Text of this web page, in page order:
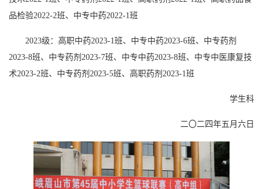
品检验2022-2班、中专中药2022-1班
2023级：高职中药2023-1班、中专中药2023-6班、中专药剂
2023-8班、中专药剂2023-7班、中专中药2023-8班、中专中医康复技
术2023-2班、中专药剂2023-5班、高职药剂2023-1班
学生科
二〇二四年五月六日